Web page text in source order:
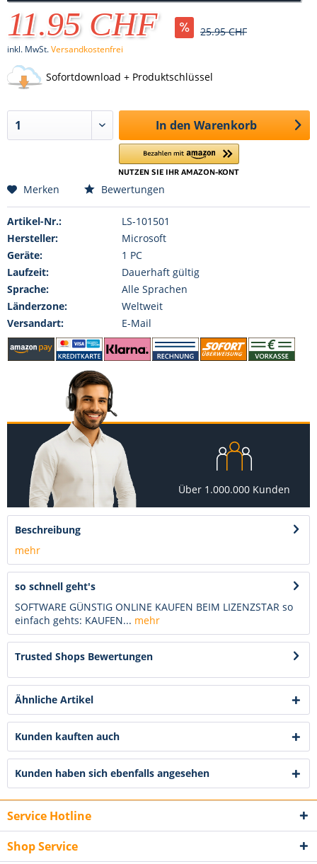
11.95 CHF 25.95 CHF
inkl. MwSt.Versandkostenfrei
Sofortdownload + Produktschlüssel
In den Warenkorb
Merken Bewertungen
Artikel-Nr.:
LS-101501
Hersteller:
Microsoft
Geräte:
1 PC
Laufzeit:
Dauerhaft gültig
Sprache:
Alle Sprachen
Länderzone:
Weltweit
Versandart:
E-Mail
Über 1.000.000 Kunden
Beschreibung
mehr
so schnell geht's
SOFTWARE GÜNSTIG ONLINE KAUFEN BEIM LIZENZSTAR so
einfach gehts: KAUFEN... mehr
Trusted Shops Bewertungen
Ähnliche Artikel
Kunden kauften auch
Kunden haben sich ebenfalls angesehen
Service Hotline
Shop Service